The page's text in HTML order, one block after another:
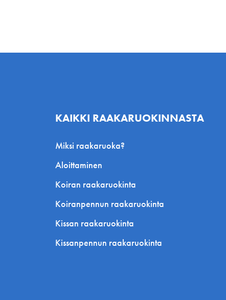
KAIKKI RAAKARUOKINNASTA
Miksi raakaruoka?
Aloittaminen
Koiran raakaruokinta
Koiranpennun raakaruokinta
Kissan raakaruokinta
Kissanpennun raakaruokinta